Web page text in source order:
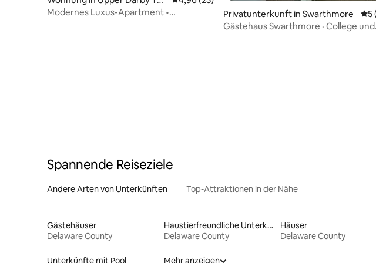
wnship
Modernes Luxus-Apartment •
Privatunterkunft in Swarthmore
5
Gästehaus Swarthmore · College und
Spannende Reiseziele
Andere Arten von Unterkünften Top-Attraktionen in der Nähe
Gästehäuser
Delaware County
Haustierfreundliche Unterkünfte
Delaware County
Häuser
Delaware County
Unterkünfte mit Pool Mehr anzeigen